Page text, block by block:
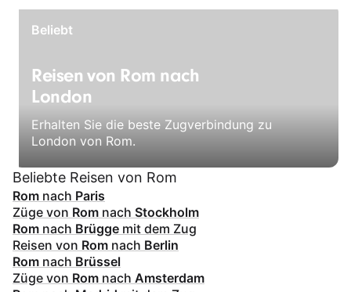
Beliebt
Reisen von Rom nach
London
Erhalten Sie die beste Zugverbindung zu
London von Rom.
Beliebte Reisen von Rom
Rom nach Paris
Züge von Rom nach Stockholm
Rom nach Brügge mit dem Zug
Reisen von Rom nach Berlin
Rom nach Brüssel
Züge von Rom nach Amsterdam